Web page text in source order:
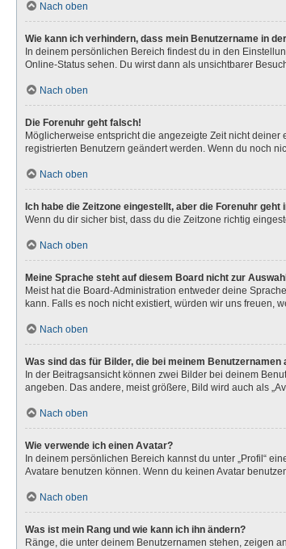
Nach oben
Wie kann ich verhindern, dass mein Benutzername in
In deinem persönlichen Bereich findest du in den
Online-Status sehen. Du wirst dann als unsichtbarer
Nach oben
Die Forenuhr geht falsch!
Möglicherweise entspricht die angezeigte Zeit nicht
registrierten Benutzern geändert werden. Wenn du noch
Nach oben
Ich habe die Zeitzone eingestellt, aber die Forenuhr
Wenn du dir sicher bist, dass du die Zeitzone richtig
Nach oben
Meine Sprache steht auf diesem Board nicht zur
Meist hat die Board-Administration entweder deine
kann. Falls es noch nicht existiert, würden wir uns freuen,
Nach oben
Was sind das für Bilder, die bei meinem Benutzernamen
In der Beitragsansicht können zwei Bilder bei deinem
angeben. Das andere, meist größere, Bild wird auch als
Nach oben
Wie verwende ich einen Avatar?
In deinem persönlichen Bereich kannst du unter „Profil“
Avatare benutzen können. Wenn du keinen Avatar
Nach oben
Was ist mein Rang und wie kann ich ihn ändern?
Ränge, die unter deinem Benutzernamen stehen, zeigen